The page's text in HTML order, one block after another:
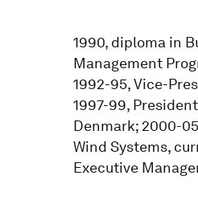
1990, diploma in
Management
1992-95, Vice-
1997-99,
Denmark; 2000-
Wind Systems,
Executive